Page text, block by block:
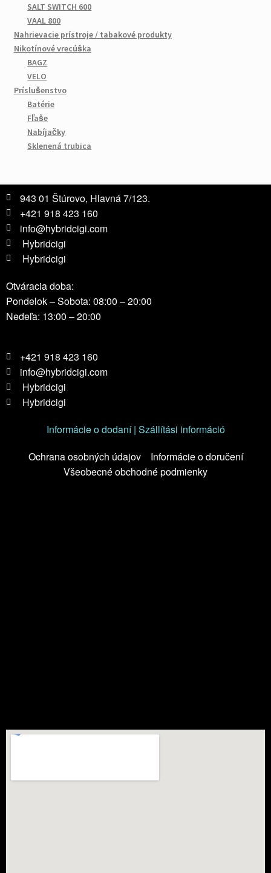
SALT SWITCH 600
VAAL 800
Nahrievacie prístroje / tabakové produkty
Nikotínové vrecúška
BAGZ
VELO
Príslušenstvo
Batérie
Fľaše
Nabíjačky
Sklenená trubica
943 01 Štúrovo, Hlavná 7/123.
+421 918 423 160
info@hybridcigi.com
Hybridcigi
Hybridcigi
Otváracia doba:
Pondelok – Sobota: 08:00 – 20:00
Nedeľa: 13:00 – 20:00
+421 918 423 160
info@hybridcigi.com
Hybridcigi
Hybridcigi
Informácie o dodaní | Szállítási információ
Ochrana osobných údajov
Informácie o doručení
Všeobecné obchodné podmienky